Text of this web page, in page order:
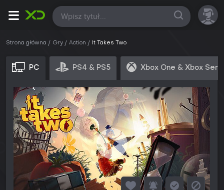
Wszystkie
Strona główna Gry Action It Takes Two
PC PS4 & PS5 Xbox One & Xbox